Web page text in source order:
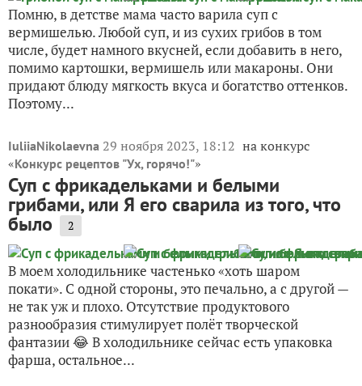
Помню, в детстве мама часто варила суп с
вермишелью. Любой суп, и из сухих грибов в том
числе, будет намного вкусней, если добавить в него,
помимо картошки, вермишель или макароны. Они
придают блюду мягкость вкуса и богатство оттенков.
Поэтому...
IuliiaNikolaevna 29 ноября 2023, 18:12 на конкурс
«Конкурс рецептов "Ух, горячо!"»
Суп с фрикадельками и белыми
грибами, или Я его сварила из того, что
было 2
В моем холодильнике частенько «хоть шаром
покати». С одной стороны, это печально, а с другой —
не так уж и плохо. Отсутствие продуктового
разнообразия стимулирует полёт творческой
фантазии 😂 В холодильнике сейчас есть упаковка
фарша, остальное...